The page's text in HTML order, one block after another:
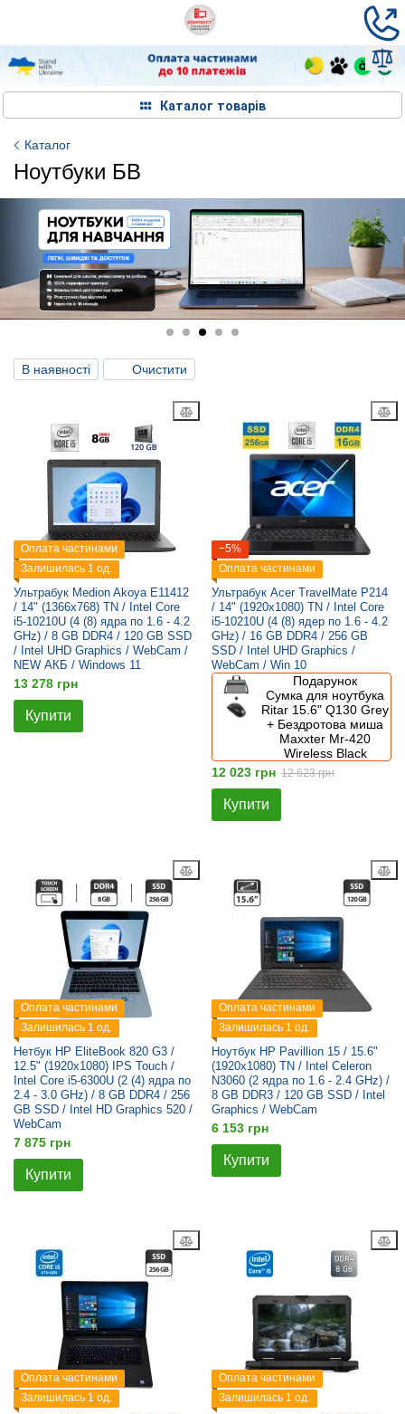
Каталог товарів
Каталог
Ноутбуки БВ
В наявності Очистити
Оплата частинами
Залишилась 1 од.
Ультрабук Medion Akoya E11412
/ 14" (1366x768) TN / Intel Core
i5-10210U (4 (8) ядра по 1.6 - 4.2
GHz) / 8 GB DDR4 / 120 GB SSD
/ Intel UHD Graphics / WebCam /
NEW АКБ / Windows 11
13 278 грн
Купити
−5%
Оплата частинами
Ультрабук Acer TravelMate P214
/ 14" (1920x1080) TN / Intel Core
i5-10210U (4 (8) ядер по 1.6 - 4.2
GHz) / 16 GB DDR4 / 256 GB
SSD / Intel UHD Graphics /
WebCam / Win 10
Подарунок
Сумка для ноутбука
Ritar 15.6" Q130 Grey
+ Бездротова миша
Maxxter Mr-420
Wireless Black
12 023 грн 12 623 грн
Купити
Оплата частинами
Залишилась 1 од.
Нетбук HP EliteBook 820 G3 /
12.5" (1920x1080) IPS Touch /
Intel Core i5-6300U (2 (4) ядра по
2.4 - 3.0 GHz) / 8 GB DDR4 / 256
GB SSD / Intel HD Graphics 520 /
WebCam
7 875 грн
Купити
Оплата частинами
Залишилась 1 од.
Ноутбук HP Pavillion 15 / 15.6"
(1920x1080) TN / Intel Celeron
N3060 (2 ядра по 1.6 - 2.4 GHz) /
8 GB DDR3 / 120 GB SSD / Intel
Graphics / WebCam
6 153 грн
Купити
Оплата частинами
Залишилась 1 од.
Оплата частинами
Залишилась 1 од.